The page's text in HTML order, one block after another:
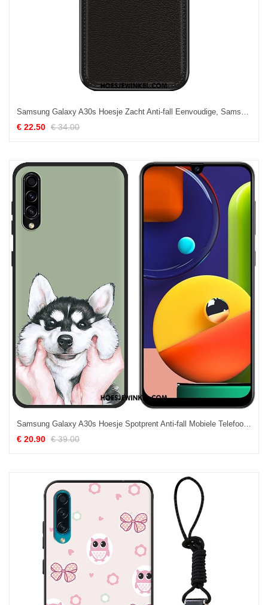
Samsung Galaxy A30s Hoesje Zacht Anti-fall Eenvoudige, Samsung Galaxy A30s Hoesje Mobiele Telefoon Leer
€ 22.50 € 34.00
Samsung Galaxy A30s Hoesje Spotprent Anti-fall Mobiele Telefoon, Samsung Galaxy A30s Hoesje Geschilderd Hoes
€ 20.90 € 39.00